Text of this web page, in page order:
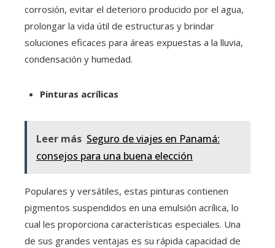
corrosión, evitar el deterioro producido por el agua,
prolongar la vida útil de estructuras y brindar
soluciones eficaces para áreas expuestas a la lluvia,
condensación y humedad.
Pinturas acrílicas
Leer más Seguro de viajes en Panamá:
consejos para una buena elección
Populares y versátiles, estas pinturas contienen
pigmentos suspendidos en una emulsión acrílica, lo
cual les proporciona características especiales. Una
de sus grandes ventajas es su rápida capacidad de